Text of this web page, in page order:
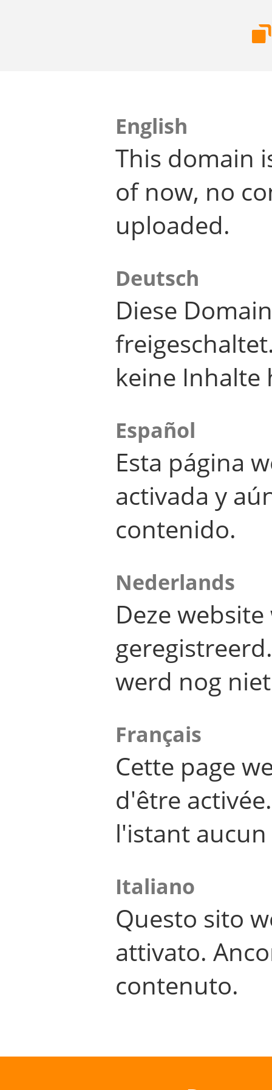
English
This domain
of now, no
uploaded.
Deutsch
Diese
keine Inhalte
Español
Esta página
activada y
contenido.
Nederlands
Deze
werd nog
Français
Cette page
d'être
l'istant
Italiano
Questo sito
attivato.
contenuto.